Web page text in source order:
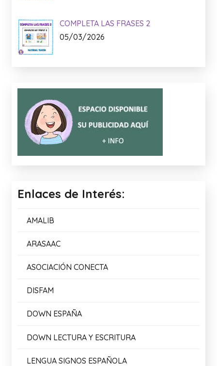
COMPLETA LAS FRASES 2
05/03/2026
Enlaces de Interés:
AMALIB
ARASAAC
ASOCIACIÓN CONECTA
DISFAM
DOWN ESPAÑA
DOWN LECTURA Y ESCRITURA
LENGUA SIGNOS ESPAÑOLA